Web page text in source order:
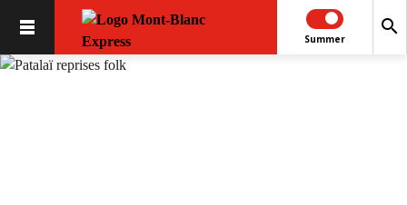
Summer
search